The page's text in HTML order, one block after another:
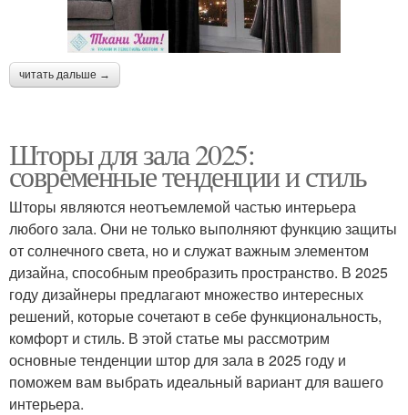
читать дальше →
Шторы для зала 2025:
современные тенденции и стиль
Шторы являются неотъемлемой частью интерьера
любого зала. Они не только выполняют функцию защиты
от солнечного света, но и служат важным элементом
дизайна, способным преобразить пространство. В 2025
году дизайнеры предлагают множество интересных
решений, которые сочетают в себе функциональность,
комфорт и стиль. В этой статье мы рассмотрим
основные тенденции штор для зала в 2025 году и
поможем вам выбрать идеальный вариант для вашего
интерьера.